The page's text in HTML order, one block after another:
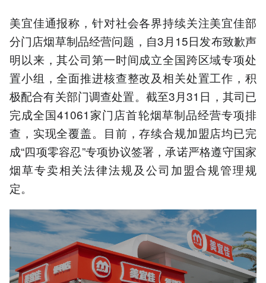
美宜佳通报称，针对社会各界持续关注美宜佳部
分门店烟草制品经营问题，自3月15日发布致歉声
明以来，其公司第一时间成立全国跨区域专项处
置小组，全面推进核查整改及相关处置工作，积
极配合有关部门调查处置。截至3月31日，其司已
完成全国41061家门店首轮烟草制品经营专项排
查，实现全覆盖。目前，存续合规加盟店均已完
成“四项零容忍”专项协议签署，承诺严格遵守国家
烟草专卖相关法律法规及公司加盟合规管理规
定。